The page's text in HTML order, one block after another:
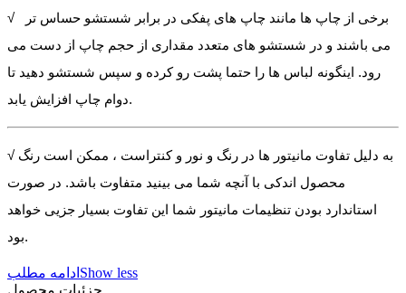
√ برخی از چاپ ها مانند چاپ های پفکی در برابر شستشو حساس تر
می باشند و در شستشو های متعدد مقداری از حجم چاپ از دست می
رود. اینگونه لباس ها را حتما پشت رو کرده و سپس شستشو دهید تا
دوام چاپ افزایش یابد.
√ به دلیل تفاوت مانیتور ها در رنگ و نور و کنتراست ، ممکن است رنگ
محصول اندکی با آنچه شما می بینید متفاوت باشد. در صورت
استاندارد بودن تنظیمات مانیتور شما این تفاوت بسیار جزیی خواهد
بود.
ادامه مطلب Show less